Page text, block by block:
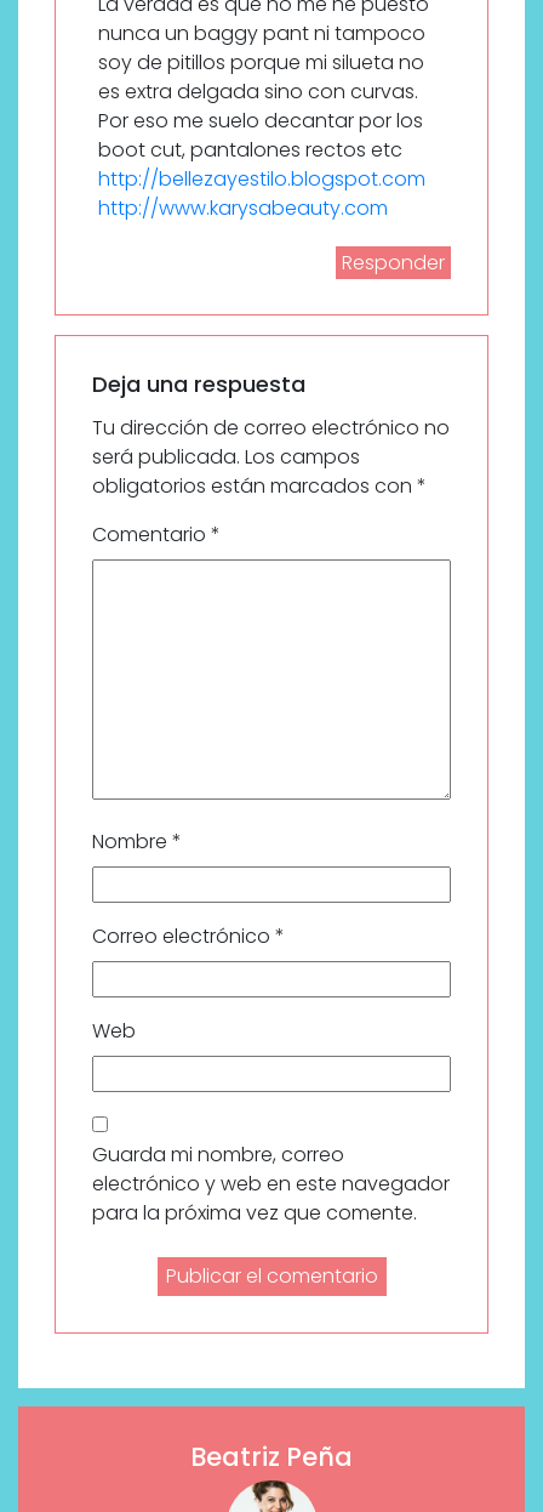
nunca un baggy pant ni tampoco
soy de pitillos porque mi silueta no
es extra delgada sino con curvas.
Por eso me suelo decantar por los
boot cut, pantalones rectos etc
http://bellezayestilo.blogspot.com
http://www.karysabeauty.com
Responder
Deja una respuesta
Tu dirección de correo electrónico no
será publicada. Los campos
obligatorios están marcados con *
Comentario *
Nombre *
Correo electrónico *
Web
Guarda mi nombre, correo
electrónico y web en este navegador
para la próxima vez que comente.
Beatriz Peña